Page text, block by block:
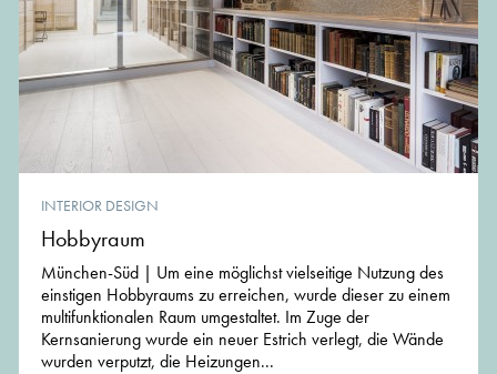
INTERIOR DESIGN
Hobbyraum
München-Süd | Um eine möglichst vielseitige Nutzung des
einstigen Hobbyraums zu erreichen, wurde dieser zu einem
multifunktionalen Raum umgestaltet. Im Zuge der
Kernsanierung wurde ein neuer Estrich verlegt, die Wände
wurden verputzt, die Heizungen...